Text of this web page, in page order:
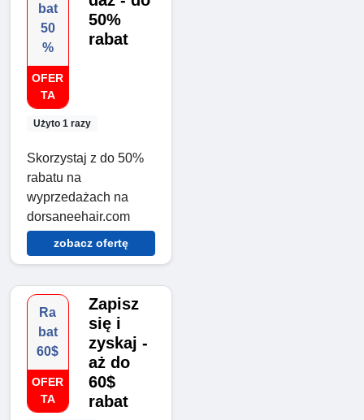
bat
50
%
OFER
TA
Użyto 1 razy
50%
rabat
Skorzystaj z do 50%
rabatu na
wyprzedażach na
dorsaneehair.com
zobacz ofertę
Ra
bat
60$
OFER
TA
Zapisz
się i
zyskaj -
aż do
60$
rabat